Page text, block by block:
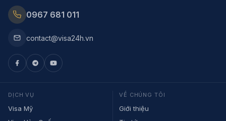
0967 681 011
contact@visa24h.vn
DỊCH VỤ
Visa Mỹ
VỀ CHÚNG TÔI
Giới thiệu